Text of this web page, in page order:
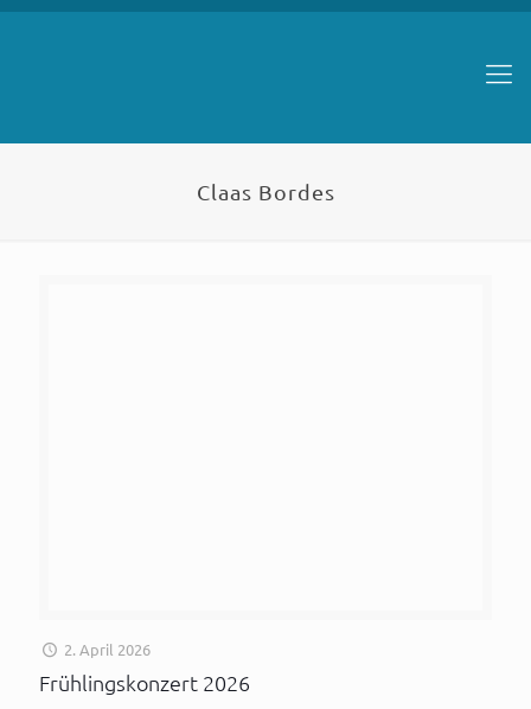
Claas Bordes
2. April 2026
Frühlingskonzert 2026